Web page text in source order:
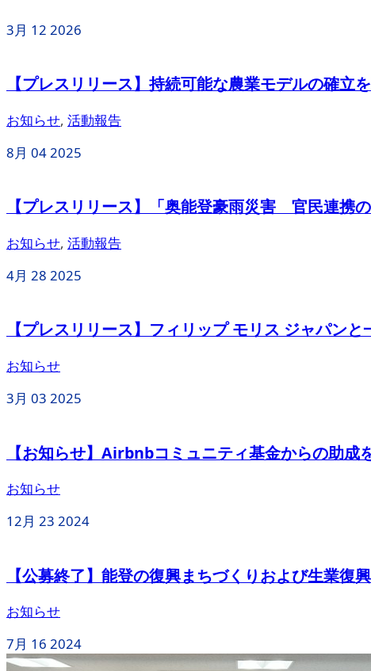
3月 12 2026
【プレスリリース】持続可能な農業モデルの確
お知らせ, 活動報告
8月 042025
【プレスリリース】「奥能登豪雨災害 官民連携
お知らせ, 活動報告
4月 28 2025
【プレスリリース】フィリップ モリス ジャパン
お知らせ
3月 03 2025
【お知らせ】Airbnbコミュニティ基金からの助
お知らせ
12月 23 2024
【公募終了】能登の復興まちづくりおよび生業復
お知らせ
7月 16 2024